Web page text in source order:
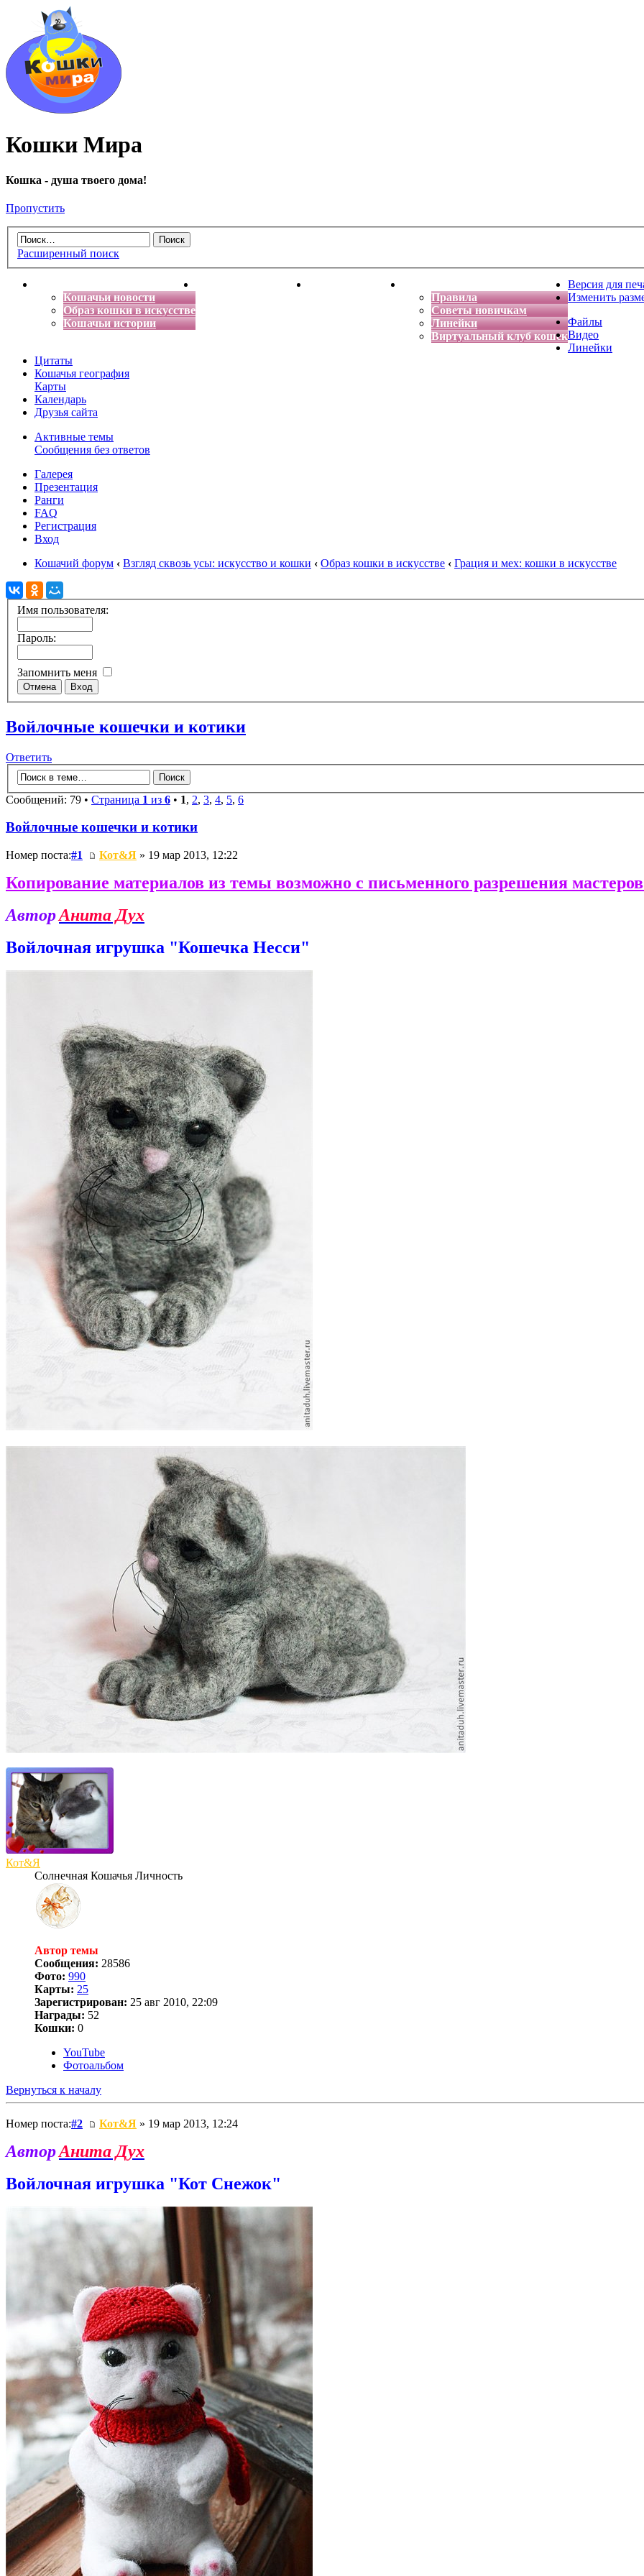
Кошки Мира
Кошка - душа твоего дома!
Пропустить
Расширенный поиск
Кошачьи новости
Образ кошки в искусстве
Кошачьи истории
Энциклопедия кошек Детская фантазия
Правила
Советы новичкам
Линейки
Виртуальный клуб кошек
Версия для
Изменить
Файлы
Видео
Линейки
Цитаты
Кошачья география
Карты
Календарь
Друзья сайта
Активные темы
Сообщения без ответов
Галерея
Презентация
Ранги
FAQ
Регистрация
Вход
Кошачий форум ‹ Взгляд сквозь усы: искусство и кошки ‹ Образ кошки в искусстве ‹ Грация и мех: кошки в искусстве
Имя пользователя:
Пароль:
Запомнить меня
Войлочные кошечки и котики
Ответить
Сообщений: 79 • Страница 1 из 6 • 1, 2, 3, 4, 5, 6
Войлочные кошечки и котики
Номер поста:#1 Кот&Я » 19 мар 2013, 12:22
Копирование материалов из темы возможно с письменного разрешения
АвторАнита Дух
Войлочная игрушка "Кошечка Несси"
Кот&Я
Солнечная Кошачья Личность
Автор темы
Сообщения: 28586
Фото: 990
Карты: 25
Зарегистрирован: 25 авг 2010, 22:09
Награды: 52
Кошки: 0
YouTube
Фотоальбом
Вернуться к началу
Номер поста:#2 Кот&Я » 19 мар 2013, 12:24
АвторАнита Дух
Войлочная игрушка "Кот Снежок"